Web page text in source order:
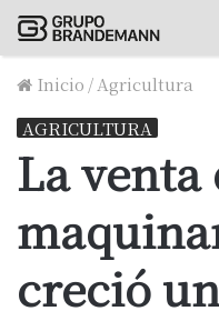
Inicio /Agricultura
AGRICULTURA
La venta
creció